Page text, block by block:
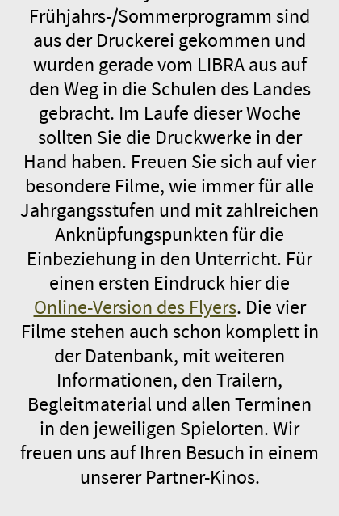
Frühjahrs-/Sommerprogramm sind
aus der Druckerei gekommen und
wurden gerade vom LIBRA aus auf
den Weg in die Schulen des Landes
gebracht. Im Laufe dieser Woche
sollten Sie die Druckwerke in der
Hand haben. Freuen Sie sich auf vier
besondere Filme, wie immer für alle
Jahrgangsstufen und mit zahlreichen
Anknüpfungspunkten für die
Einbeziehung in den Unterricht. Für
einen ersten Eindruck hier die
Online-Version des Flyers. Die vier
Filme stehen auch schon komplett in
der Datenbank, mit weiteren
Informationen, den Trailern,
Begleitmaterial und allen Terminen
in den jeweiligen Spielorten. Wir
freuen uns auf Ihren Besuch in einem
unserer Partner-Kinos.